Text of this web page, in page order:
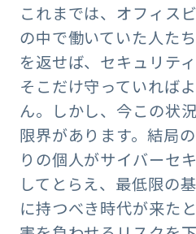
これまでは、オフィス
の中で働いていた人た
を返せば、セキュリテ
そこだけ守っていれば
ん。しかし、今この状
限界があります。結局
りの個人がサイバーセ
してとらえ、最低限の
に持つべき時代が来た